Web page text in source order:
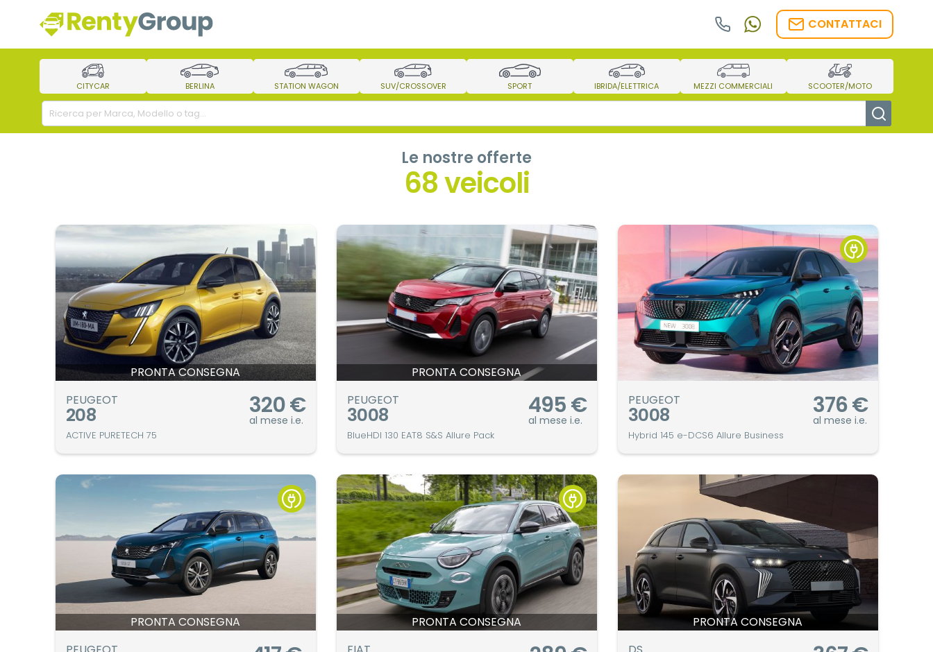
CONTATTACI
CITYCAR BERLINA STATION WAGON SUV/CROSSOVER SPORT IBRIDA/ELETTRICA MEZZI COMMERCIALI SCOOTER/MOTO
Le nostre offerte
68 veicoli
PRONTA CONSEGNA
PEUGEOT
208
ACTIVE PURETECH 75
320€
al mese i.e.
PRONTA CONSEGNA
PEUGEOT
3008
BlueHDI 130 EAT8 S&S Allure Pack
495€
al mese i.e.
PEUGEOT
3008
Hybrid 145 e-DCS6 Allure Business
376€
al mese i.e.
PRONTA CONSEGNA
PRONTA CONSEGNA
PRONTA CONSEGNA